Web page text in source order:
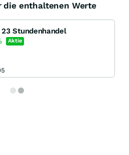
die enthaltenen Werte
Stundenhandel
Aktie